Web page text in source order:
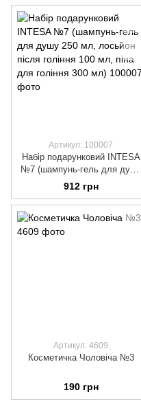
Артикул: 100007
Набір подарунковий INTESA
№7 (шампунь-гель для душу
250 мл, лосьйон після гоління
100 мл, піна для гоління 300
мл)
912 грн
Артикул: 4609
Косметичка Чоловіча №3
190 грн